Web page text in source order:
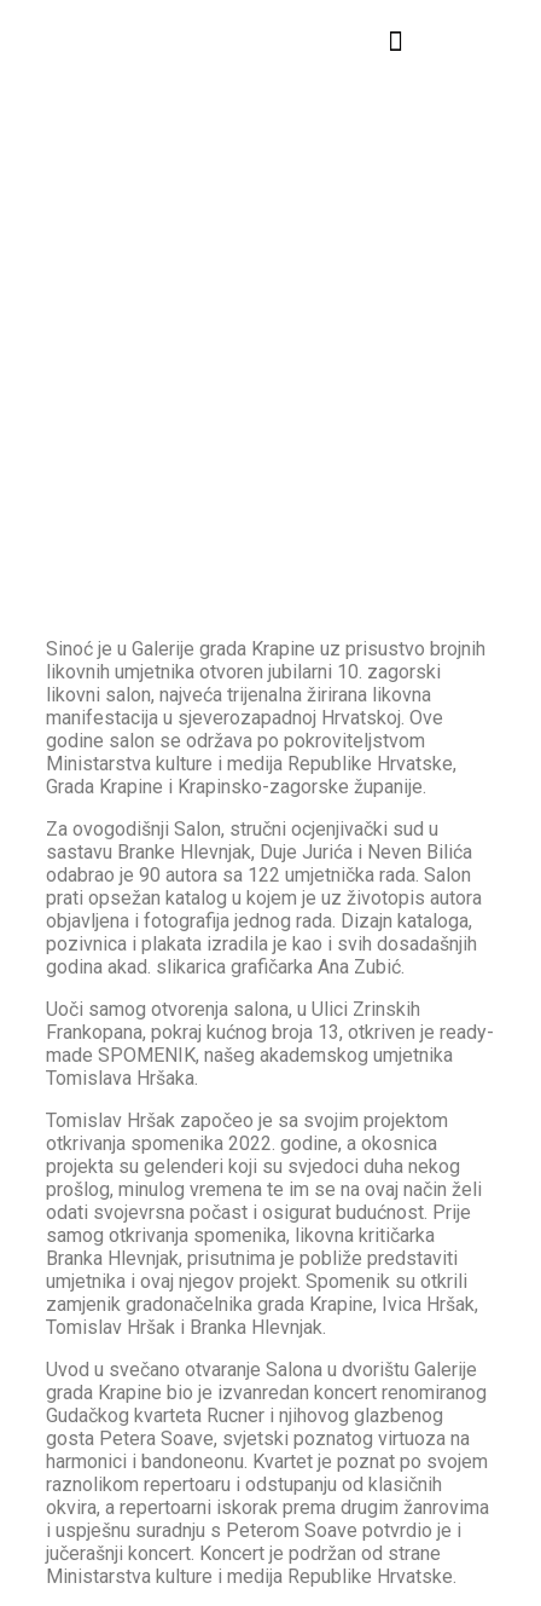
Sinoć je u Galerije grada Krapine uz prisustvo brojnih
likovnih umjetnika otvoren jubilarni 10. zagorski
likovni salon, najveća trijenalna žirirana likovna
manifestacija u sjeverozapadnoj Hrvatskoj. Ove
godine salon se održava po pokroviteljstvom
Ministarstva kulture i medija Republike Hrvatske,
Grada Krapine i Krapinsko-zagorske županije.
Za ovogodišnji Salon, stručni ocjenjivački sud u
sastavu Branke Hlevnjak, Duje Jurića i Neven Bilića
odabrao je 90 autora sa 122 umjetnička rada. Salon
prati opsežan katalog u kojem je uz životopis autora
objavljena i fotografija jednog rada. Dizajn kataloga,
pozivnica i plakata izradila je kao i svih dosadašnjih
godina akad. slikarica grafičarka Ana Zubić.
Uoči samog otvorenja salona, u Ulici Zrinskih
Frankopana, pokraj kućnog broja 13, otkriven je ready-
made SPOMENIK, našeg akademskog umjetnika
Tomislava Hršaka.
Tomislav Hršak započeo je sa svojim projektom
otkrivanja spomenika 2022. godine, a okosnica
projekta su gelenderi koji su svjedoci duha nekog
prošlog, minulog vremena te im se na ovaj način želi
odati svojevrsna počast i osigurat budućnost. Prije
samog otkrivanja spomenika, likovna kritičarka
Branka Hlevnjak, prisutnima je pobliže predstaviti
umjetnika i ovaj njegov projekt. Spomenik su otkrili
zamjenik gradonačelnika grada Krapine, Ivica Hršak,
Tomislav Hršak i Branka Hlevnjak.
Uvod u svečano otvaranje Salona u dvorištu Galerije
grada Krapine bio je izvanredan koncert renomiranog
Gudačkog kvarteta Rucner i njihovog glazbenog
gosta Petera Soave, svjetski poznatog virtuoza na
harmonici i bandoneonu. Kvartet je poznat po svojem
raznolikom repertoaru i odstupanju od klasičnih
okvira, a repertoarni iskorak prema drugim žanrovima
i uspješnu suradnju s Peterom Soave potvrdio je i
jučerašnji koncert. Koncert je podržan od strane
Ministarstva kulture i medija Republike Hrvatske.